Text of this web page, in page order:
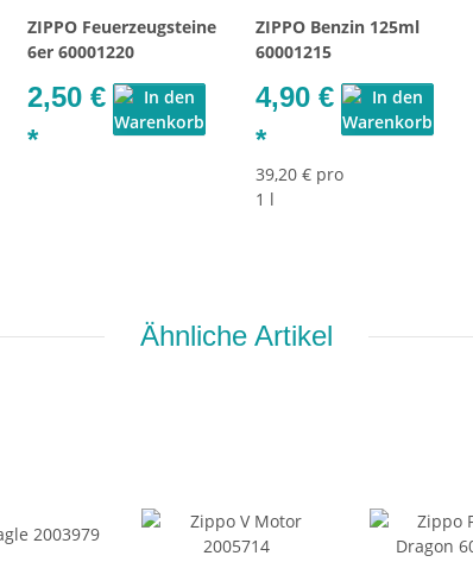
ZIPPO Feuerzeugsteine
6er 60001220
2,50 €
*
ZIPPO Benzin 125ml
60001215
4,90 €
*
39,20 € pro
1 l
Ähnliche Artikel